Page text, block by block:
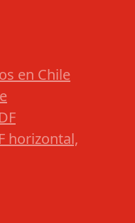
en Chile
horizontal,